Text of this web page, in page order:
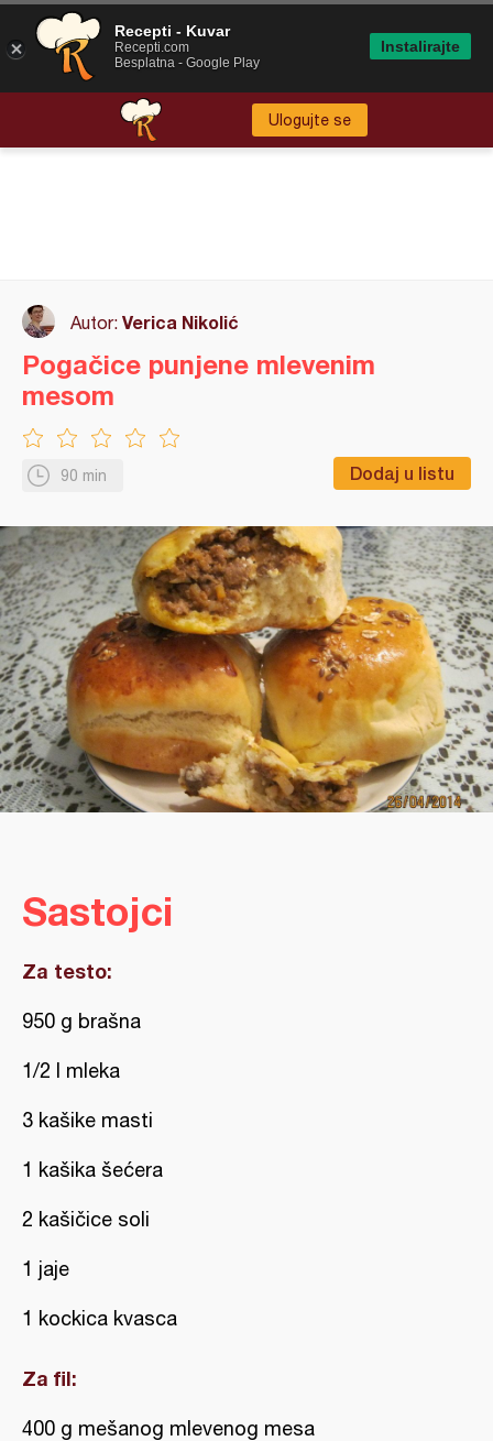
Ulogujte se
Autor: Verica Nikolić
90 min Dodaj u listu
Pogačice punjene mlevenim
mesom
Sastojci
Za testo:
950 g brašna
1/2 l mleka
3 kašike masti
1 kašika šećera
2 kašičice soli
1 jaje
1 kockica kvasca
Za fil:
400 g mešanog mlevenog mesa
Recepti - Kuvar
Recepti.com
Besplatna - Google Play
Instalirajte